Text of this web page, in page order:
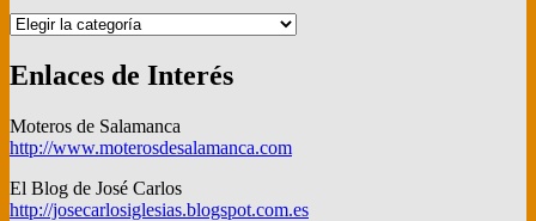
Artículos
Categoría
Enlaces de Interés
Moteros de Salamanca
http://www.moterosdesalamanca.com
El Blog de José Carlos
http://josecarlosiglesias.blogspot.com.es